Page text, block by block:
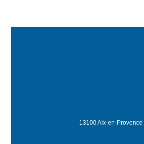
13100 Aix-en-Provence